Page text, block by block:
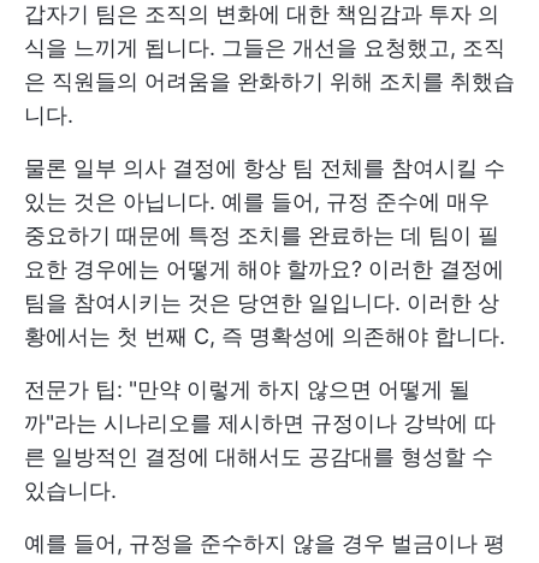
갑자기 팀은 조직의 변화에 대한 책임감과 투자 의
식을 느끼게 됩니다. 그들은 개선을 요청했고, 조직
은 직원들의 어려움을 완화하기 위해 조치를 취했습
니다.
물론 일부 의사 결정에 항상 팀 전체를 참여시킬 수
있는 것은 아닙니다. 예를 들어, 규정 준수에 매우
중요하기 때문에 특정 조치를 완료하는 데 팀이 필
요한 경우에는 어떻게 해야 할까요? 이러한 결정에
팀을 참여시키는 것은 당연한 일입니다. 이러한 상
황에서는 첫 번째 C, 즉 명확성에 의존해야 합니다.
전문가 팁: "만약 이렇게 하지 않으면 어떻게 될
까"라는 시나리오를 제시하면 규정이나 강박에 따
른 일방적인 결정에 대해서도 공감대를 형성할 수
있습니다.
예를 들어, 규정을 준수하지 않을 경우 벌금이나 평